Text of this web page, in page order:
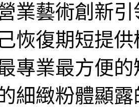
業藝術創新
恢復期短提
專業最方便
細緻粉體顯